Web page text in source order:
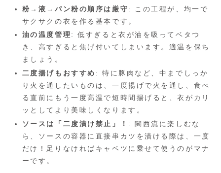
粉→液→パン粉の順序は厳守: この工程が、均一で
サクサクの衣を作る基本です。
油の温度管理: 低すぎると衣が油を吸ってベタつ
き、高すぎると焦げ付いてしまいます。適温を保ち
ましょう。
二度揚げもおすすめ : 特に豚肉など、中までしっか
り火を通したいものは、一度揚げで火を通し、食べ
る直前にもう一度高温で短時間揚げると、衣がカリ
ッとしてより美味しくなります。
ソースは「二度漬け禁止」！ : 関西流に楽しむな
ら、ソースの容器に直接串カツを漬ける際は、一度
だけ！足りなければキャベツに乗せて使うのがマナ
ーです。